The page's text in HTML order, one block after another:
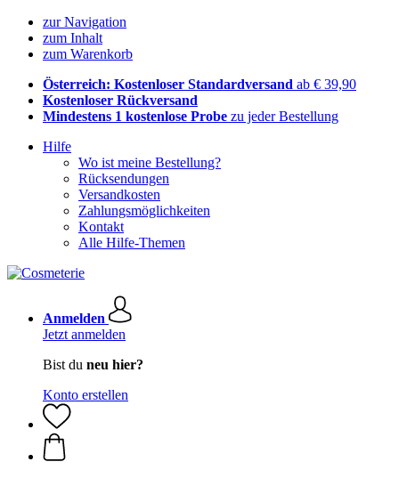
zur Navigation
zum Inhalt
zum Warenkorb
Österreich: Kostenloser Standardversand ab € 39,90
Kostenloser Rückversand
Mindestens 1 kostenlose Probe zu jeder Bestellung
Hilfe
Wo ist meine Bestellung?
Rücksendungen
Versandkosten
Zahlungsmöglichkeiten
Kontakt
Alle Hilfe-Themen
Anmelden
Jetzt anmelden
Bist du neu hier?
Konto erstellen